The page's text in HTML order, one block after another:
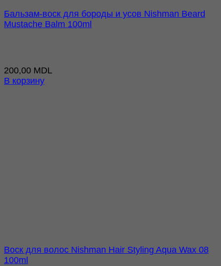
Бальзам-воск для бороды и усов Nishman Beard
Mustache Balm 100ml
200,00 MDL
В корзину
Воск для волос Nishman Hair Styling Aqua Wax 08
100ml